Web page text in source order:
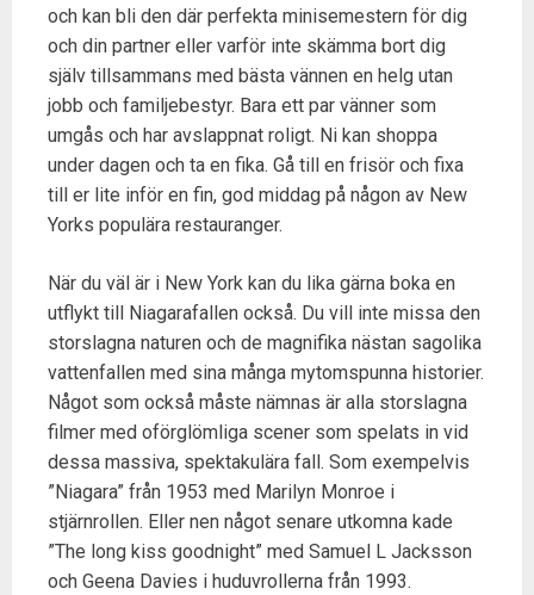
och kan bli den där perfekta minisemestern för dig
och din partner eller varför inte skämma bort dig
själv tillsammans med bästa vännen en helg utan
jobb och familjebestyr. Bara ett par vänner som
umgås och har avslappnat roligt. Ni kan shoppa
under dagen och ta en fika. Gå till en frisör och fixa
till er lite inför en fin, god middag på någon av New
Yorks populära restauranger.
När du väl är i New York kan du lika gärna boka en
utflykt till Niagarafallen också. Du vill inte missa den
storslagna naturen och de magnifika nästan sagolika
vattenfallen med sina många mytomspunna historier.
Något som också måste nämnas är alla storslagna
filmer med oförglömliga scener som spelats in vid
dessa massiva, spektakulära fall. Som exempelvis
”Niagara” från 1953 med Marilyn Monroe i
stjärnrollen. Eller nen något senare utkomna kade
”The long kiss goodnight” med Samuel L Jacksson
och Geena Davies i huduvrollerna från 1993.